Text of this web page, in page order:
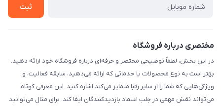
ثبت
مختصری درباره فروشگاه
در این بخش، لطفاً توضیحی مختصر و حرفه‌ای درباره فروشگاه خود ارائه دهید.
بهتر است به نوع محصولات یا خدماتی که ارائه می‌دهید، سابقه فعالیت، و
ویژگی‌هایی که شما را از سایر رقبا متمایز می‌کند اشاره کنید. این معرفی کوتاه
می‌تواند نقش مهمی در جلب اعتماد بازدیدکنندگان ایفا کند. برای مثال می‌توانید